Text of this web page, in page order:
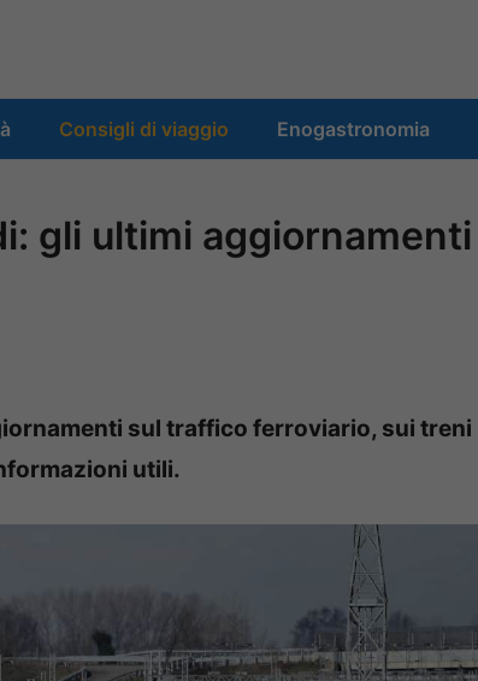
Consigli di viaggio Enogastronomia
gli ultimi aggiornamenti
sul traffico ferroviario, sui treni
utili.